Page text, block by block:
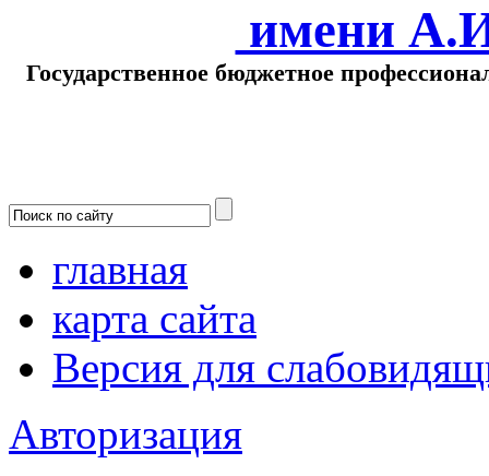
имени
Государственное бюджетное
главная
карта сайта
Версия для
Авторизация